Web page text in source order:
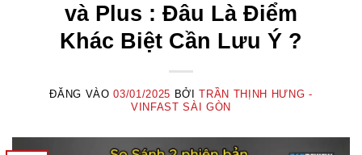
và Plus : Đâu Là Điểm
Khác Biệt Cần Lưu Ý ?
ĐĂNG VÀO03/01/2025 BỞITRẦN THỊNH HƯNG -
VINFAST SÀI GÒN